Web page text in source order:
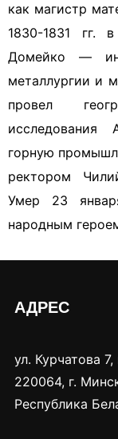
как магистр
1830-1831
Домейко —
металлургии и
провел
горную
ректором
Умер 23
народным
АДРЕС
ул. Курчатова
220064, г.
Республика